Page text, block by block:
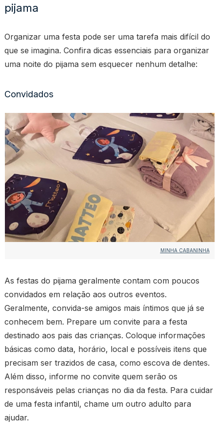
pijama
Organizar uma festa pode ser uma tarefa mais difícil do
que se imagina. Confira dicas essenciais para organizar
uma noite do pijama sem esquecer nenhum detalhe:
Convidados
MINHA CABANINHA
As festas do pijama geralmente contam com poucos
convidados em relação aos outros eventos.
Geralmente, convida-se amigos mais íntimos que já se
conhecem bem. Prepare um convite para a festa
destinado aos pais das crianças. Coloque informações
básicas como data, horário, local e possíveis itens que
precisam ser trazidos de casa, como escova de dentes.
Além disso, informe no convite quem serão os
responsáveis pelas crianças no dia da festa. Para cuidar
de uma festa infantil, chame um outro adulto para
ajudar.